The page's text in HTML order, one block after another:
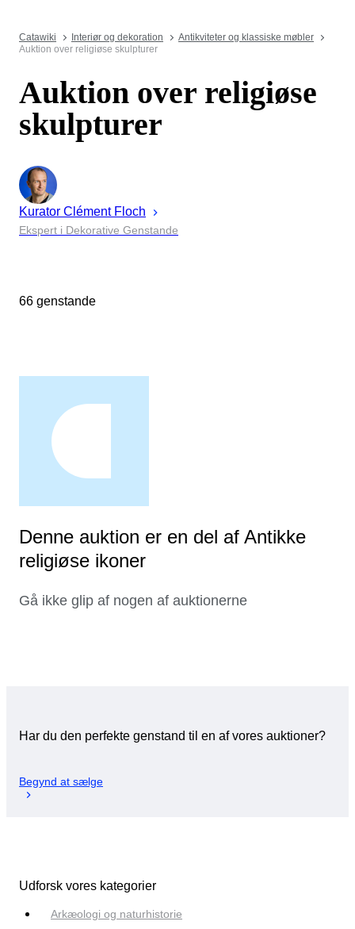
Catawiki Interiør og dekoration
Antikviteter og klassiske møbler
Auktion over religiøse skulpturer
Auktion over religiøse
skulpturer
Kurator Clément Floch
Ekspert i Dekorative Genstande
66 genstande
Denne auktion er en del af Antikke
religiøse ikoner
Gå ikke glip af nogen af auktionerne
Har du den perfekte genstand til en af vores auktioner?
Begynd at sælge
Udforsk vores kategorier
Arkæologi og naturhistorie